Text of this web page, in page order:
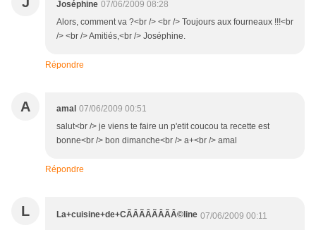
Joséphine 07/06/2009 08:28
Alors, comment va ?<br /> <br /> Toujours aux fourneaux !!!<br
/> <br /> Amitiés,<br /> Joséphine.
Répondre
A amal 07/06/2009 00:51
salut<br /> je viens te faire un p'etit coucou ta recette est
bonne<br /> bon dimanche<br /> a+<br /> amal
Répondre
L La+cuisine+de+CÃÂÃÂÃÂÃÂ©line 07/06/2009 00:11